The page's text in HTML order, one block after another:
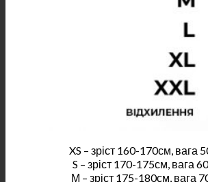
XS – зріст 160-170см, вага
S – зріст 170-175см, вага
М – зріст 175-180см, вага